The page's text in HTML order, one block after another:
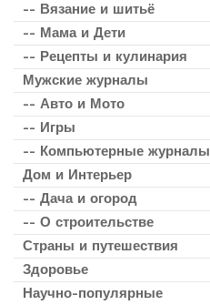
-- Вязание и шитьё
-- Мама и Дети
-- Рецепты и кулинария
Мужские журналы
-- Авто и Мото
-- Игры
-- Компьютерные журналы
Дом и Интерьер
-- Дача и огород
-- О строительстве
Страны и путешествия
Здоровье
Научно-популярные